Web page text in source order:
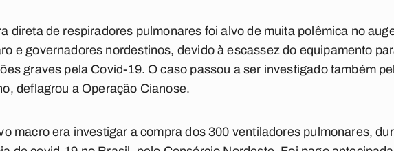
direta de respiradores pulmonares foi alvo de muita polêmica no
e governadores nordestinos, devido à escassez do equipamento
graves pela Covid-19. O caso passou a ser investigado também
deflagrou a Operação Cianose.
macro era investigar a compra dos 300 ventiladores pulmonares,